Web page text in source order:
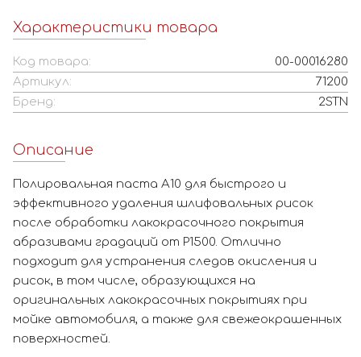
Характеристики товара
Код товара:
00-00016280
Артикул:
71200
Бренд:
2STN
Описание
Полировальная паста А10 для быстрого и
эффективного удаления шлифовальных рисок
после обработки лакокрасочного покрытия
абразивами градаций от Р1500. Отлично
подходит для устранения следов окисления и
рисок, в том числе, образующихся на
оригинальных лакокрасочных покрытиях при
мойке автомобиля, а также для свежеокрашенных
поверхностей.